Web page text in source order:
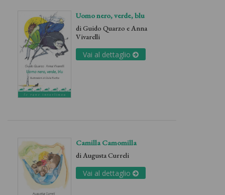
Uomo nero, verde, blu
diGuido Quarzo eAnna
Vivarelli
Vai al dettaglio
Camilla Camomilla
diAugusta Curreli
Vai al dettaglio